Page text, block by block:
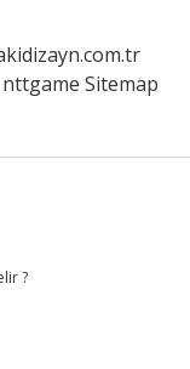
nttgame Sitemap
?